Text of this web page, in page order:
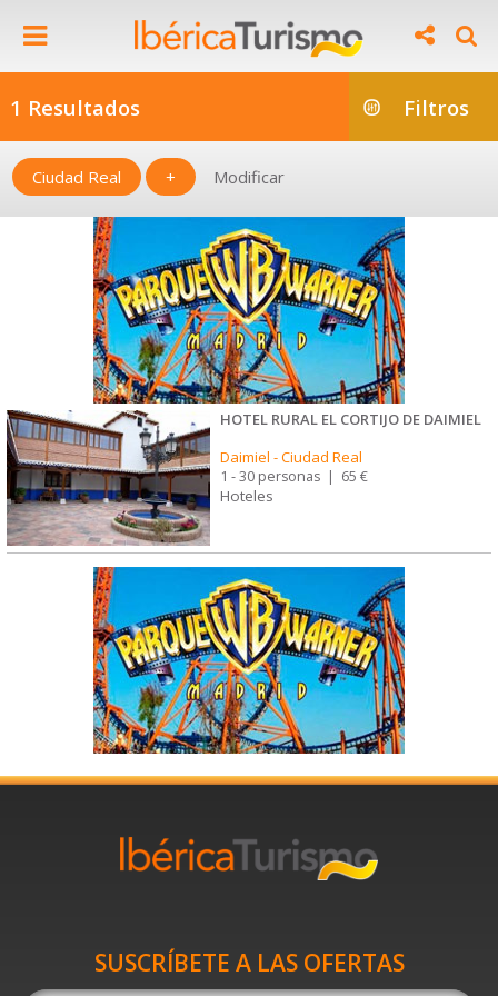
1 Resultados Filtros
Ciudad Real + Modificar
HOTEL RURAL EL CORTIJO DE DAIMIEL
Daimiel -Ciudad Real
1 - 30 personas | 65 €
Hoteles
SUSCRÍBETE A LAS OFERTAS